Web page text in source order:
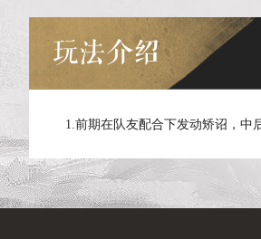
玩法介绍
1.前期在队友配合下发动矫诏，中